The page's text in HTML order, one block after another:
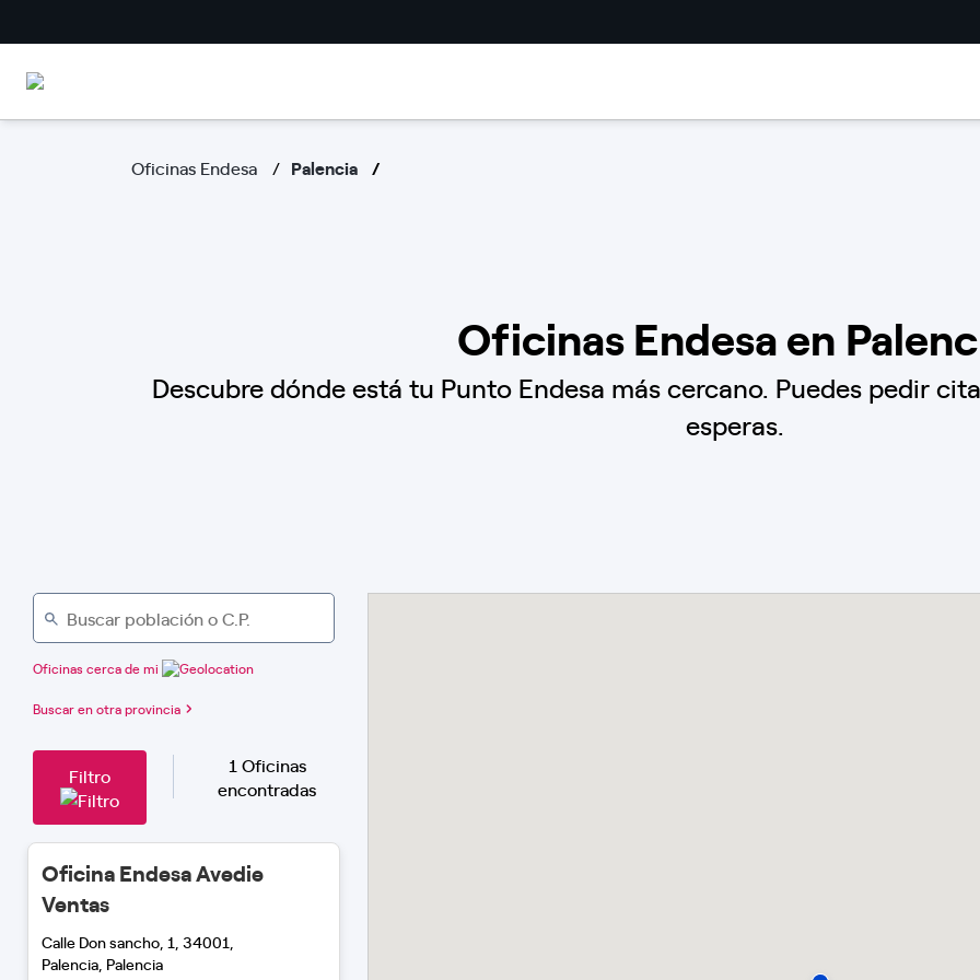
Oficinas Endesa Palencia
Oficinas Endesa en
Descubre dónde está tu Punto Endesa más cercano. Puedes pedir
esperas.
Oficinas cerca de mi
Buscar en otra provincia
Filtro
1 Oficinas
encontradas
Oficina Endesa Avedie
Ventas
Calle Don sancho, 1, 34001,
Palencia, Palencia